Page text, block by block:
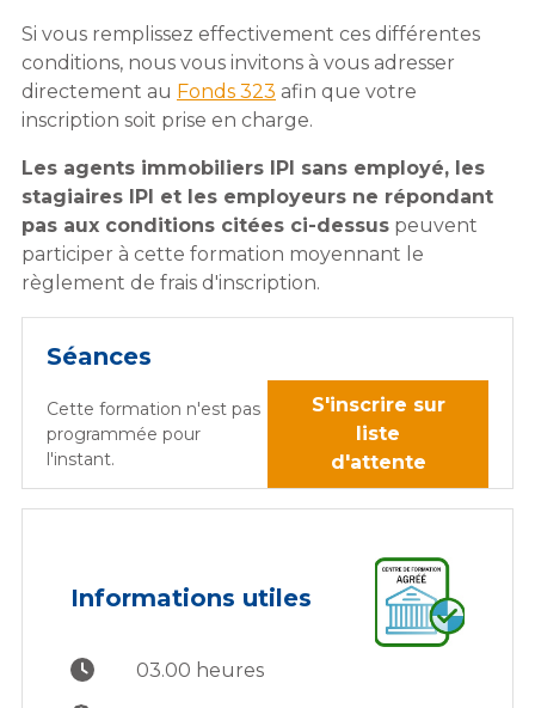
Si vous remplissez effectivement ces différentes
conditions, nous vous invitons à vous adresser
directement au Fonds 323 afin que votre
inscription soit prise en charge.
Les agents immobiliers IPI sans employé, les
stagiaires IPI et les employeurs ne répondant
pas aux conditions citées ci-dessus peuvent
participer à cette formation moyennant le
règlement de frais d'inscription.
Séances
Cette formation n'est pas
programmée pour
l'instant.
S'inscrire sur
liste
d'attente
Informations utiles
03.00 heures